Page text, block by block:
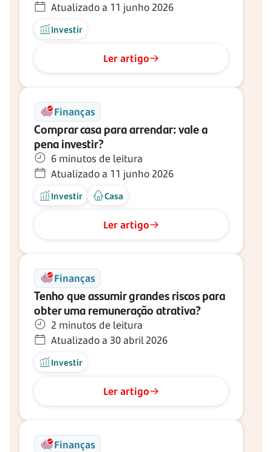
Atualizado a 11 junho 2026
Investir
Ler artigo
Finanças
Comprar casa para arrendar: vale a
pena investir?
6 minutos de leitura
Atualizado a 11 junho 2026
Investir Casa
Ler artigo
Finanças
Tenho que assumir grandes riscos para
obter uma remuneração atrativa?
2 minutos de leitura
Atualizado a 30 abril 2026
Investir
Ler artigo
Finanças